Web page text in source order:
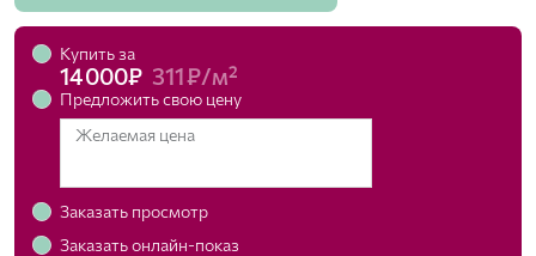
Купить за
14 000₽ 311 ₽/м²
Предложить свою цену
Желаемая цена
Заказать просмотр
Заказать онлайн-показ